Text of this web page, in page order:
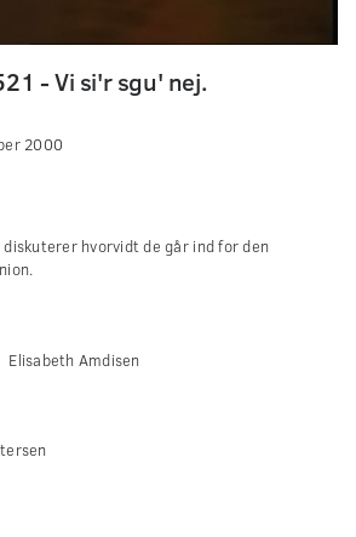
- Vi si'r sgu' nej.
2000
hvorvidt de går ind for den
Elisabeth Amdisen